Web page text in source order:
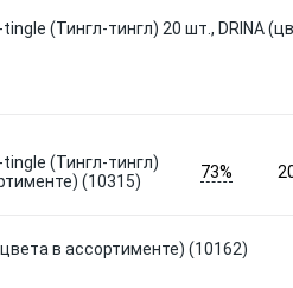
(Тингл-тингл) 20 шт., DRINA
(Тингл-тингл)
(10315)
73%
в ассортименте) (10162)